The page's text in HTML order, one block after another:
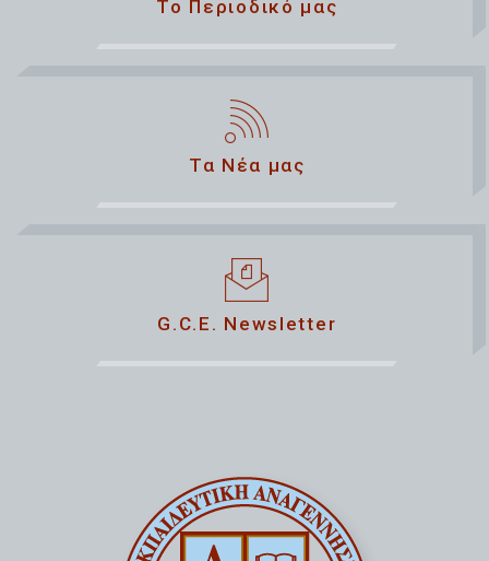
Το Περιοδικό μας
Τα Νέα μας
G.C.E. Newsletter